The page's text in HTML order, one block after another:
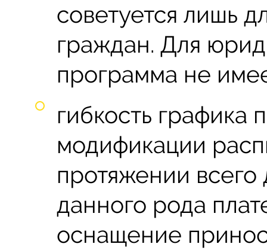
советуется лишь
граждан. Для
программа не
гибкость графика
модификации
протяжении всего
данного рода
оснащение